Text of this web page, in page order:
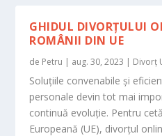
GHIDUL DIVORȚULUI
ROMÂNII DIN UE
de Petru | aug. 30, 2023 | Divorț
Soluțiile convenabile și
personale devin tot mai
continuă evoluție. Pentru
Europeană (UE), divorțul